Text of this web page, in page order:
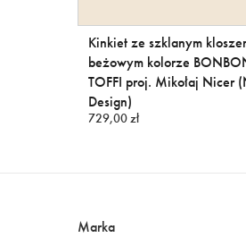
Kinkiet ze szklanym
beżowym kolorze
TOFFI proj. Mikołaj Nicer
Design)
729,00 zł
Marka